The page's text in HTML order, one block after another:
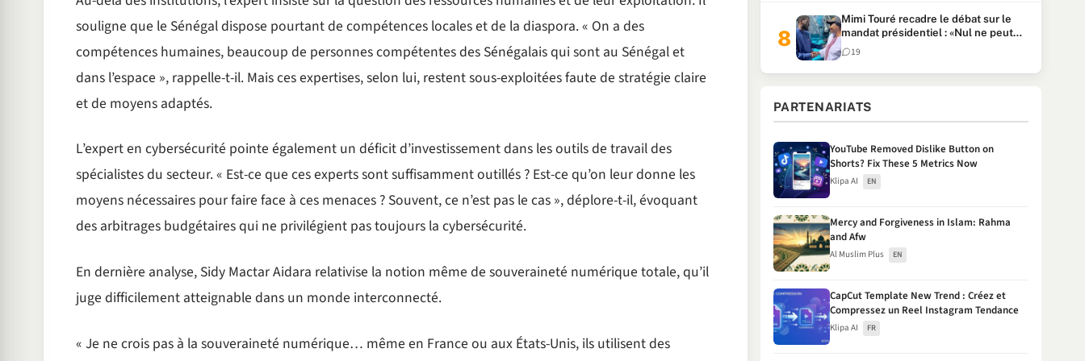
souligne que le Sénégal dispose pourtant de compétences locales et de la diaspora. « On a des
compétences humaines, beaucoup de personnes compétentes des Sénégalais qui sont au Sénégal et
dans l’espace », rappelle-t-il. Mais ces expertises, selon lui, restent sous-exploitées faute de stratégie claire
et de moyens adaptés.
L’expert en cybersécurité pointe également un déficit d’investissement dans les outils de travail des
spécialistes du secteur. « Est-ce que ces experts sont suffisamment outillés ? Est-ce qu’on leur donne les
moyens nécessaires pour faire face à ces menaces ? Souvent, ce n’est pas le cas », déplore-t-il, évoquant
des arbitrages budgétaires qui ne privilégient pas toujours la cybersécurité.
En dernière analyse, Sidy Mactar Aidara relativise la notion même de souveraineté numérique totale, qu’il
juge difficilement atteignable dans un monde interconnecté.
« Je ne crois pas à la souveraineté numérique… même en France ou aux États-Unis, ils utilisent des
Mimi Touré recadre le débat sur le
mandat présidentiel : «Nul ne peut
faire plus de deux mandats
consécutifs de 5 ans»
19
PARTENARIATS
YouTube Removed Dislike Button on
Shorts? Fix These 5 Metrics Now
Klipa AI EN
Mercy and Forgiveness in Islam: Rahma
and Afw
Al Muslim Plus EN
CapCut Template New Trend : Créez et
Compressez un Reel Instagram Tendance
Klipa AI FR